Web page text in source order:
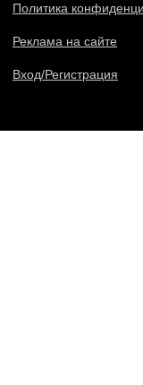
Политика
Реклама на сайте
Вход/Регистрация